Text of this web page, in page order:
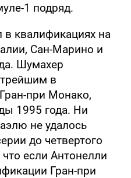
1 подряд.
квалификациях на
Сан-Марино и
Шумахер
в
при Монако,
1995 года. Ни
не удалось
до четвертого
что если Антонелли
Гран-при